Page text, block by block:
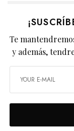
Te
y además,